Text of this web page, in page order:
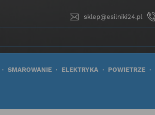
sklep@esilniki24.pl
SMAROWANIE ELEKTRYKA POWIETRZE